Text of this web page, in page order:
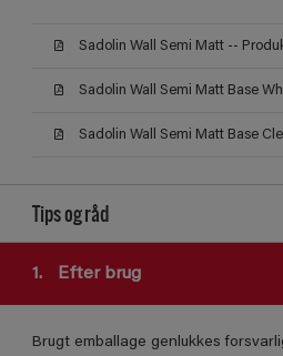
Sadolin Wall Semi Matt --
Tips og råd
1. Efter brug
Brugt emballage genlukkes